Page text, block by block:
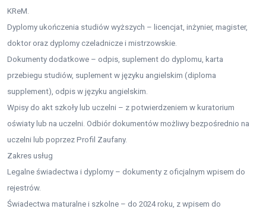
KReM.
Dyplomy ukończenia studiów wyższych – licencjat, inżynier, magister,
doktor oraz dyplomy czeladnicze i mistrzowskie.
Dokumenty dodatkowe – odpis, suplement do dyplomu, karta
przebiegu studiów, suplement w języku angielskim (diploma
supplement), odpis w języku angielskim.
Wpisy do akt szkoły lub uczelni – z potwierdzeniem w kuratorium
oświaty lub na uczelni. Odbiór dokumentów możliwy bezpośrednio na
uczelni lub poprzez Profil Zaufany.
Zakres usług
Legalne świadectwa i dyplomy – dokumenty z oficjalnym wpisem do
rejestrów.
Świadectwa maturalne i szkolne – do 2024 roku, z wpisem do